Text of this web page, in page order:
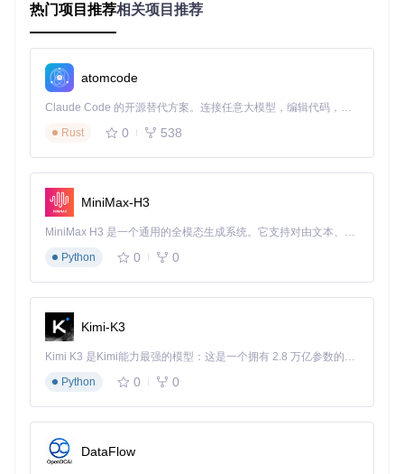
安装。
源码编译方案（适合开发者）
如果您需要自定义功能或参与开发，可通过源码编译安装：
# 1. 克隆仓库
git clone
AppFlowy
# 2. 安装Flutter依赖（确保Flutter环境已配置）
flutter pub get
cargo build
开发提示：首次编译可能需要较长时间，这是因为需要下
载并构建所有依赖项。编译完成后，后续启动速度将提升
约30%。
自托管部署（企业级方案）
对于需要完全控制数据的团队，AppFlowy支持私有化部署。
详细部署文档可参考项目中的docs/self-hosting.md文件，其
中包含Docker配置和服务器部署指南。
热门项目推荐相关项目推荐
atomcode
Claude Code 的开源替代方案。连接任意大模型，编辑代码，运行命令，自动验证 — 全自动执行。用 Rust 构建，极致性能。 ｜ An open-source alternative to Claude Code. Connect any LLM, edit code, run commands, and verify changes — autonomously. Built in Rust for speed. Get Started
Rust
0 538
MiniMax-H3
MiniMax H3 是一个通用的全模态生成系统。它支持对由文本、图像、视频和音频组成的多模态上下文进行统一理解，并能生成分辨率高达 2K、时长可达 15 秒的带原生立体声音频的视频。得益于面向任务泛化的系统设计，H3 在预训练阶段就已具备广泛的多模态上下文理解与生成能力，能够出色地执行复杂的多模态指令。
Python
0 0
Kimi-K3
Kimi K3 是Kimi能力最强的模型：这是一个拥有 2.8 万亿参数的混合专家（MoE）模型，具备原生视觉理解能力，并支持 100 万 token 的上下文窗口。
Python
0 0
DataFlow